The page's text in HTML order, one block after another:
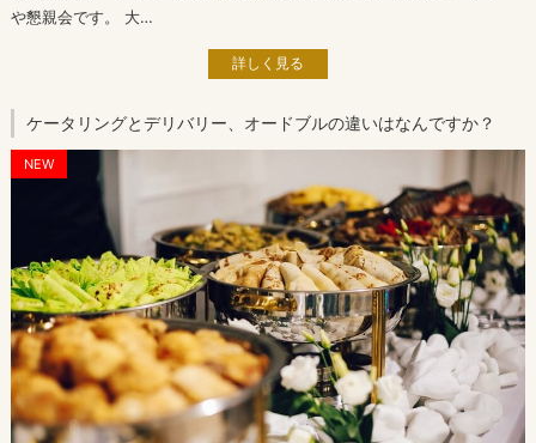
や懇親会です。 大…
詳しく見る
ケータリングとデリバリー、オードブルの違いはなんですか？
NEW